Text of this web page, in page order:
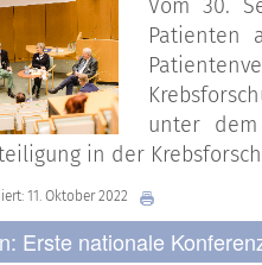
Vom 30.
Patienten
unter
in der
11. Oktober 2022
Erste nationale